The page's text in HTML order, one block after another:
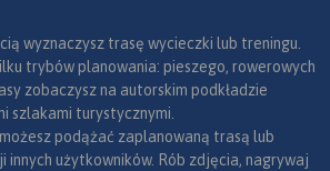
wyznaczysz trasę wycieczki lub treningu.
trybów planowania: pieszego, rowerowych
zobaczysz na autorskim podkładzie
szlakami turystycznymi.
podążać zaplanowaną trasą lub
innych użytkowników. Rób zdjęcia, nagrywaj